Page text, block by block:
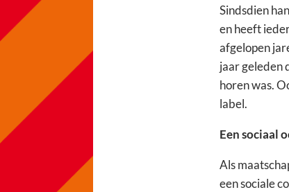
Sindsdien
en heeft
afgelopen
jaar geleden
horen was.
label.
Een sociaal
Als
een sociale